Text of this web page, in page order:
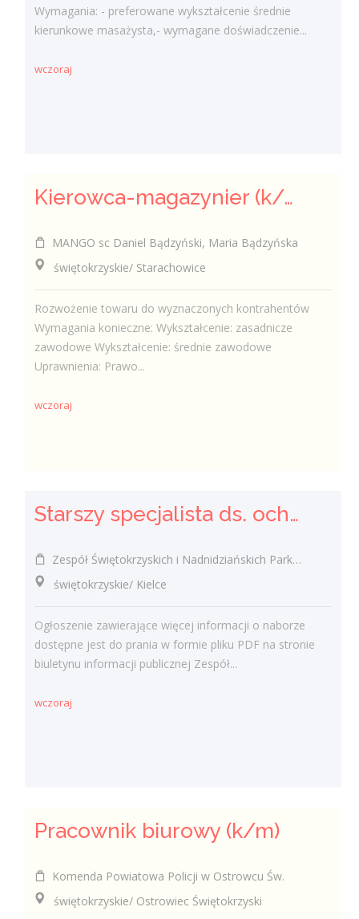
Wymagania: - preferowane wykształcenie średnie
kierunkowe masażysta,- wymagane doświadczenie...
wczoraj
Kierowca-magazynier (k/m)
MANGO sc Daniel Bądzyński, Maria Bądzyńska
świętokrzyskie/ Starachowice
Rozwożenie towaru do wyznaczonych kontrahentów
Wymagania konieczne: Wykształcenie: zasadnicze
zawodowe Wykształcenie: średnie zawodowe
Uprawnienia: Prawo...
wczoraj
Starszy specjalista ds. ochrony przyrody w ramach projektu odtworzenie sieci alei wierzbowo-lipowych oraz ochrona czynna owadów poprzez przywrócenie integralności siedlisk i zachowanie bioróżnorodnośc
Zespół Świętokrzyskich i Nadnidziańskich Parków Krajobrazowych w Kielcach, ul. Łódzka 244 Kielce
świętokrzyskie/ Kielce
Ogłoszenie zawierające więcej informacji o naborze
dostępne jest do prania w formie pliku PDF na stronie
biuletynu informacji publicznej Zespół...
wczoraj
Pracownik biurowy (k/m)
Komenda Powiatowa Policji w Ostrowcu Św.
świętokrzyskie/ Ostrowiec Świętokrzyski